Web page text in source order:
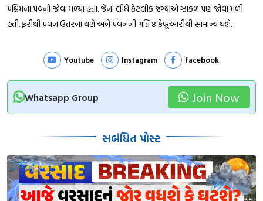
પશ્ચિમના પવનો જોવા મળ્યા હતા. જેના લીધે કેટલીક જગ્યાએ ઝાકળ પણ જોવા મળી
હતી. ફરીથી પવન ઉત્તરના થશે અને પવનની ગતિ 8 ફેબ્રુઆરીથી સામાન્ય થશે.
Youtube Instagram facebook
Whatsapp Group Join Now
સબંધિત પોસ્ટ